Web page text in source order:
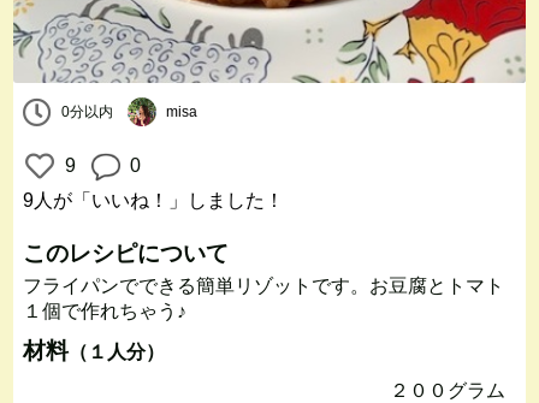
0分以内 misa
9
0
9人 が「いいね！」しました！
このレシピについて
フライパンでできる簡単リゾットです。お豆腐とトマト
１個で作れちゃう♪
材料（１人分）
２００グラム